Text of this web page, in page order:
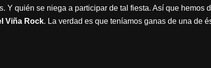
Y quién se niega a participar de tal fiesta. Así que hemos
Viña Rock. La verdad es que teníamos ganas de una de